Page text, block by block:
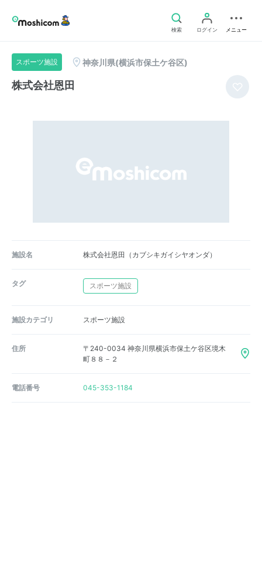
検索 ログイン メニュー
スポーツ施設 神奈川県(横浜市保土ケ谷区)
株式会社恩田
施設名 株式会社恩田（カブシキガイシヤオンダ）
タグ スポーツ施設
施設カテゴリ スポーツ施設
住所
〒240-0034 神奈川県横浜市保土ケ谷区境木
町８８－２
電話番号 045-353-1184